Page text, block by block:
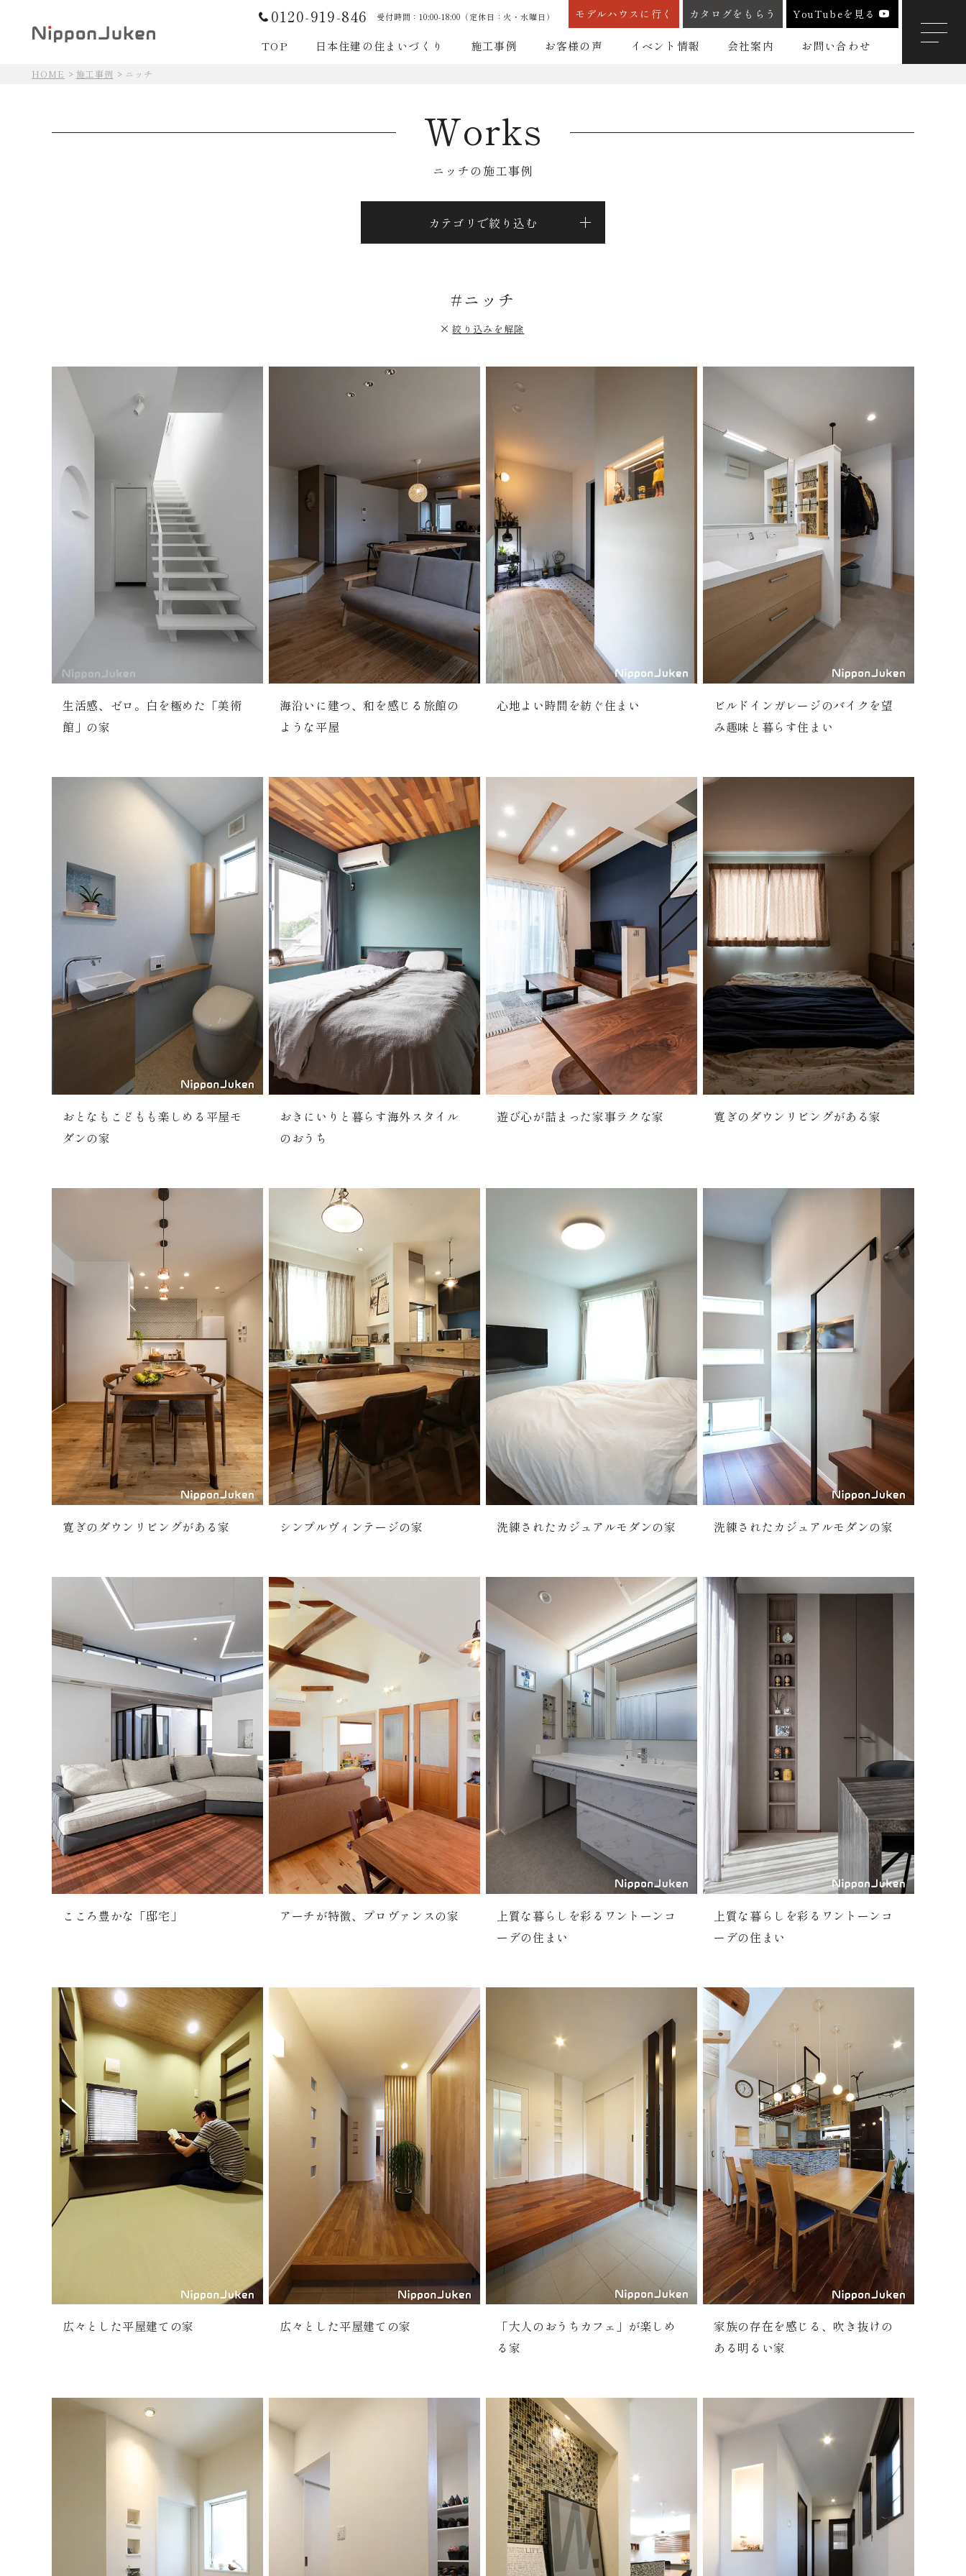
0120-919-846 受付時間：10:00-18:00（定休日：火・水曜日） モデルハウスに行く カタログをもらう YouTubeを見る
TOP 日本住建の住まいづくり
耐震性能 断熱性能
施工事例 お客様の声 イベント情報 会社案内 お問い合わせ
HOME 施工事例 ニッチ
Works
ニッチの施工事例
カテゴリで絞り込む
#ニッチ
絞り込みを解除
生活感、ゼロ。白を極めた「美術
館」の家
海沿いに建つ、和を感じる旅館の
ような平屋
心地よい時間を紡ぐ住まい
ビルドインガレージのバイクを望
み趣味と暮らす住まい
おとなもこどもも楽しめる平屋モ
ダンの家
おきにいりと暮らす海外スタイル
のおうち
遊び心が詰まった家事ラクな家 寛ぎのダウンリビングがある家
寛ぎのダウンリビングがある家 シンプルヴィンテージの家 洗練されたカジュアルモダンの家 洗練されたカジュアルモダンの家
こころ豊かな「邸宅」 アーチが特徴、プロヴァンスの家
上質な暮らしを彩るワントーンコ
ーデの住まい
上質な暮らしを彩るワントーンコ
ーデの住まい
広々とした平屋建ての家 広々とした平屋建ての家
「大人のおうちカフェ」が楽しめ
る家
家族の存在を感じる、吹き抜けの
ある明るい家